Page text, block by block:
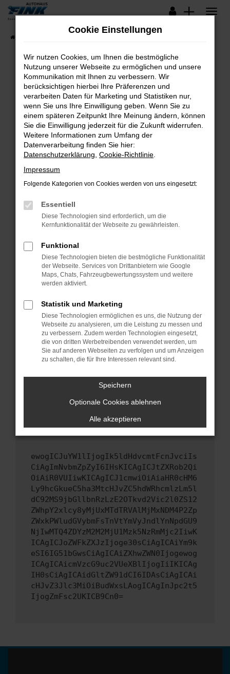
Zum
springen
Lagerfahrzeuge
Fehler: Network Error
Beim Laden ist ein Fehler aufgetreten.
Hier sind ein paar Tipps, die dir helfen können:
Überprüfe deine Firewall und deine
Internetverbindung.
Laden andere Webseiten, zum Beispiel deine
Suchmaschine?
Prüfe deine Browsererweiterungen.
können das Laden bestimmter Seiten
verhindern. Funktioniert die Seite in einem
anderen Browser oder in einem privaten
Starte dein Gerät neu.
Das kann manchmal helfen, vorübergehende
Probleme zu beheben.
Betriebssystem auf dem neuesten Stand
sind.
Veraltete Software birgt nicht nur ein
Sicherheitsrisiko, sondern kann auch dazu
führen, dass bestimmte Funktionen nicht mehr
unterstützt werden.
Wende dich an den Webseitenbetreiber.
Wenn du alle oben genannten Schritte versucht
hast, kontaktiere uns bitte. Wir werden
versuchen, das Problem zu beheben. Du kannst
uns diesen Text schicken, um uns bei der
ewogICJuYW1lIjogIk5ldHdvcmtFcnJvciIs
CiAgImNvbmZpZyI6IHsKICAgICJtZXRob2Qi
OiAiR0VUIiwKICAgICJ1cmwiOiAiaHR0cHM6
Ly9hcGkueC5ha3MtcHJvZC5hdWRhcmlzLm5l
dC92MS9jbGllbnRzLzE2OTkvd2Vic2l0ZS12
ZWhpY2xlcy8yMjUxMTdTRVAlMjMxNDM4P2Zp
ZWxkPWludGVybmFsTnVtYmVyJndlYnNpdGU9
NjIwMTQ4ZDYzM2M2MjU1Mzk5NzRmMjc2IiwK
ICAgICJoZWFkZXJzIjoge30sCiAgICAiYm9k
eSI6IG51bGwsCiAgICAiZXhwZWN0Ijogewog
ICAgICAicmVzcG9uc2VUeXBlIjogIiIKICAg
IH0sCiAgICAidGltZW91dCI6IDAsCiAgICAi
cHJvZ3Jlc3MiOiBudWxsLAogICAgInJpc2t5
IjogZmFsc2UKICB9Cn0=
Cookie Einstellungen
Wir nutzen Cookies, um Ihnen die bestmögliche
Nutzung unserer Webseite zu ermöglichen und unsere
Kommunikation mit Ihnen zu verbessern. Wir
berücksichtigen hierbei Ihre Präferenzen und
verarbeiten Daten für Marketing und Statistiken nur,
wenn Sie uns Ihre Einwilligung geben. Wenn Sie zu
einem späteren Zeitpunkt Ihre Meinung ändern, können
Sie die Einwilligung jederzeit für die Zukunft widerrufen.
Weitere Informationen zum Umfang der
Datenverarbeitung finden Sie hier:
Datenschutzerklärung Cookie-Richtlinie
Impressum
Folgende Kategorien von Cookies werden von uns eingesetzt:
Essentiell
Diese Technologien sind erforderlich, um die
Kernfunktionalität der Webseite zu gewährleisten.
Funktional
Diese Technologien bieten die bestmögliche Funktionalität
der Webseite. Services von Drittanbietern wie Google
Maps, Chats, Fahrzeugbewertungssystem und weitere
werden aktiviert.
Statistik und Marketing
Diese Technologien ermöglichen es uns, die Nutzung der
Webseite zu analysieren, um die Leistung zu messen und
zu verbessern. Zudem werden Technologien eingesetzt,
die von dritten Werbetreibenden verwendet werden, um
Sie auf anderen Webseiten zu verfolgen und um Anzeigen
zu schalten, die für Ihre Interessen relevant sind.
Speichern
Optionale Cookies ablehnen
Alle akzeptieren